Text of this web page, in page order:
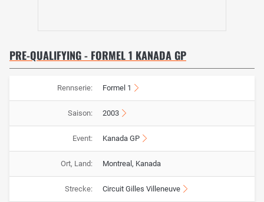
PRE-QUALIFYING - FORMEL 1 KANADA GP
Rennserie: Formel 1
Saison: 2003
Event: Kanada GP
Ort, Land: Montreal, Kanada
Strecke: Circuit Gilles Villeneuve